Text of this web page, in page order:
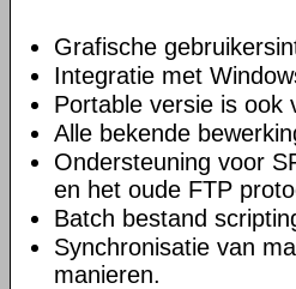
Grafische
Integratie met
Portable versie is ook
Alle bekende
Ondersteuning voor
en het oude FTP
Batch bestand
Synchronisatie van
manieren.